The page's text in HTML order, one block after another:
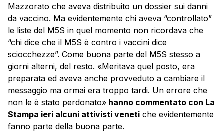
Mazzorato che aveva distribuito un dossier sui danni
da vaccino. Ma evidentemente chi aveva “controllato”
le liste del M5S in quel momento non ricordava che
“chi dice che il M5S è contro i vaccini dice
sciocchezze”. Come buona parte del M5S stesso a
giorni alterni, del resto. «Meritava quel posto, era
preparata ed aveva anche provveduto a cambiare il
messaggio ma ormai era troppo tardi. Un errore che
non le è stato perdonato» hanno commentato con La
Stampa ieri alcuni attivisti veneti che evidentemente
fanno parte della buona parte.